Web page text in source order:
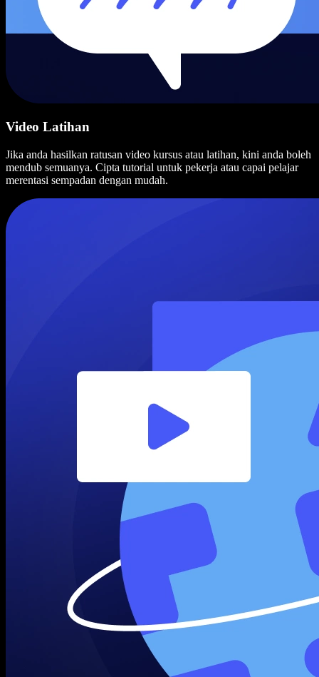
Video Latihan
Jika anda hasilkan ratusan video kursus atau latihan, kini anda boleh
mendub semuanya. Cipta tutorial untuk pekerja atau capai pelajar
merentasi sempadan dengan mudah.